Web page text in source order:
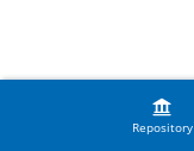
Repository